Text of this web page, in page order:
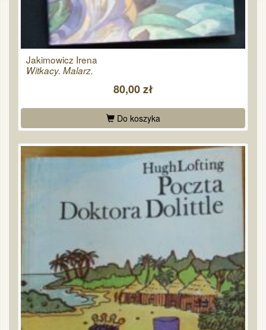
Jakimowicz Irena
Witkacy. Malarz.
80,00 zł
Do koszyka